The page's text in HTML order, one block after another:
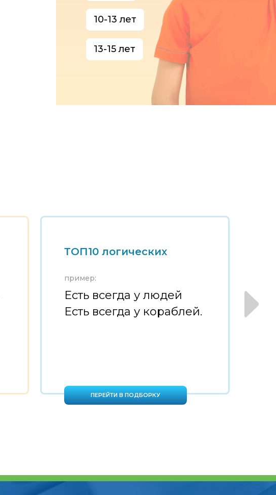
10-13 лет
13-15 лет
ТОП10 логических
пример:
Есть всегда у людей
Есть всегда у кораблей.
ПЕРЕЙТИ В ПОДБОРКУ